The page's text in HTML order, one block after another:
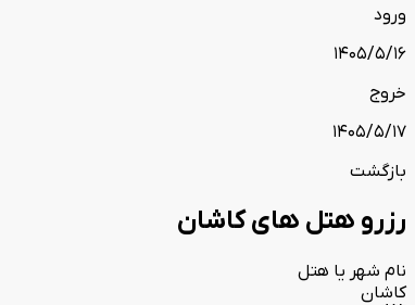
ورود
1405/5/16
خروج
1405/5/17
بازگشت
رزرو هتل های کاشان
نام شهر یا هتل
کاشان